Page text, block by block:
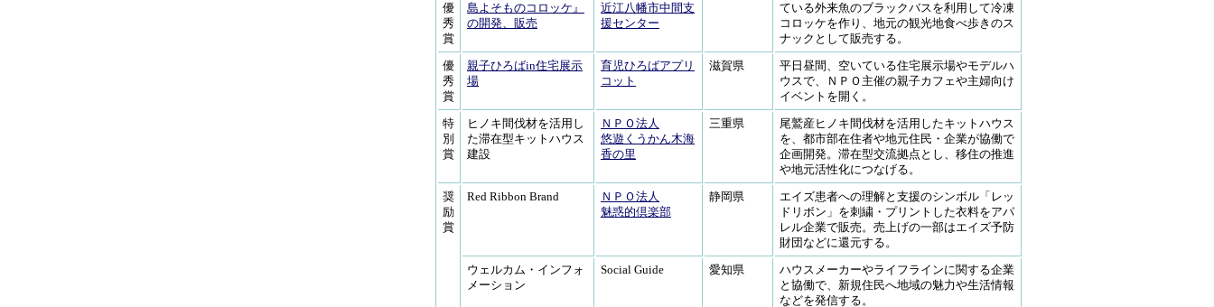
優
秀
賞
島よそものコロッケ』
の開発、販売
近江八幡市中間支
援センター
ている外来魚のブラックバスを利用して冷凍
コロッケを作り、地元の観光地食べ歩きのス
ナックとして販売する。
優
秀
賞
親子ひろばin住宅展示
場
育児ひろばアプリ
コット
滋賀県
平日昼間、空いている住宅展示場やモデルハ
ウスで、ＮＰＯ主催の親子カフェや主婦向け
イベントを開く。
特
別
賞
ヒノキ間伐材を活用し
た滞在型キットハウス
建設
ＮＰＯ法人
悠遊くうかん木海
香の里
三重県
尾鷲産ヒノキ間伐材を活用したキットハウス
を、都市部在住者や地元住民・企業が協働で
企画開発。滞在型交流拠点とし、移住の推進
や地元活性化につなげる。
奨
励
賞
Red Ribbon Brand
ＮＰＯ法人
魅惑的倶楽部
静岡県
エイズ患者への理解と支援のシンボル「レッ
ドリボン」を刺繍・プリントした衣料をアパ
レル企業で販売。売上げの一部はエイズ予防
財団などに還元する。
ウェルカム・インフォ
メーション
Social Guide 愛知県
ハウスメーカーやライフラインに関する企業
と協働で、新規住民へ地域の魅力や生活情報
などを発信する。